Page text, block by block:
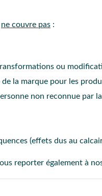
ne couvre pas :
ou
la marque pour les
non reconnue par
(effets dus au
reporter également à